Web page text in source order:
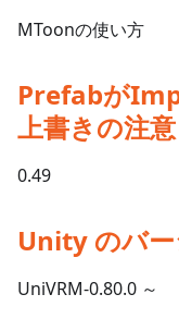
MToonの使い方
Prefabが
上書きの注意
0.49
Unity のバ
UniVRM-0.80.0 ～